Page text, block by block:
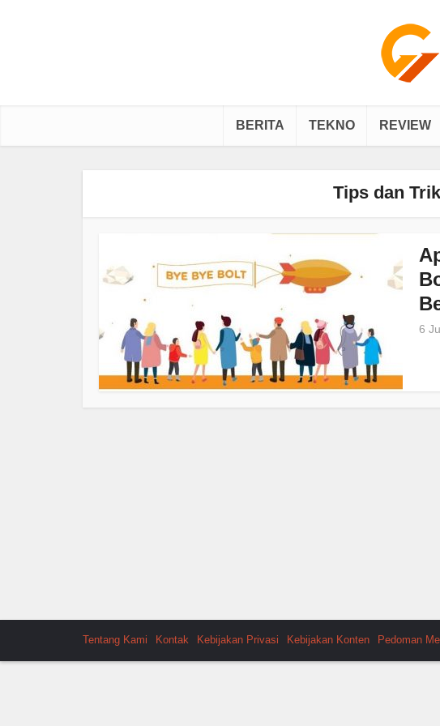
BERITA TEKNO REVIEW
Tips dan
6
Tentang Kami Kontak Kebijakan Privasi Kebijakan Konten Pedoman